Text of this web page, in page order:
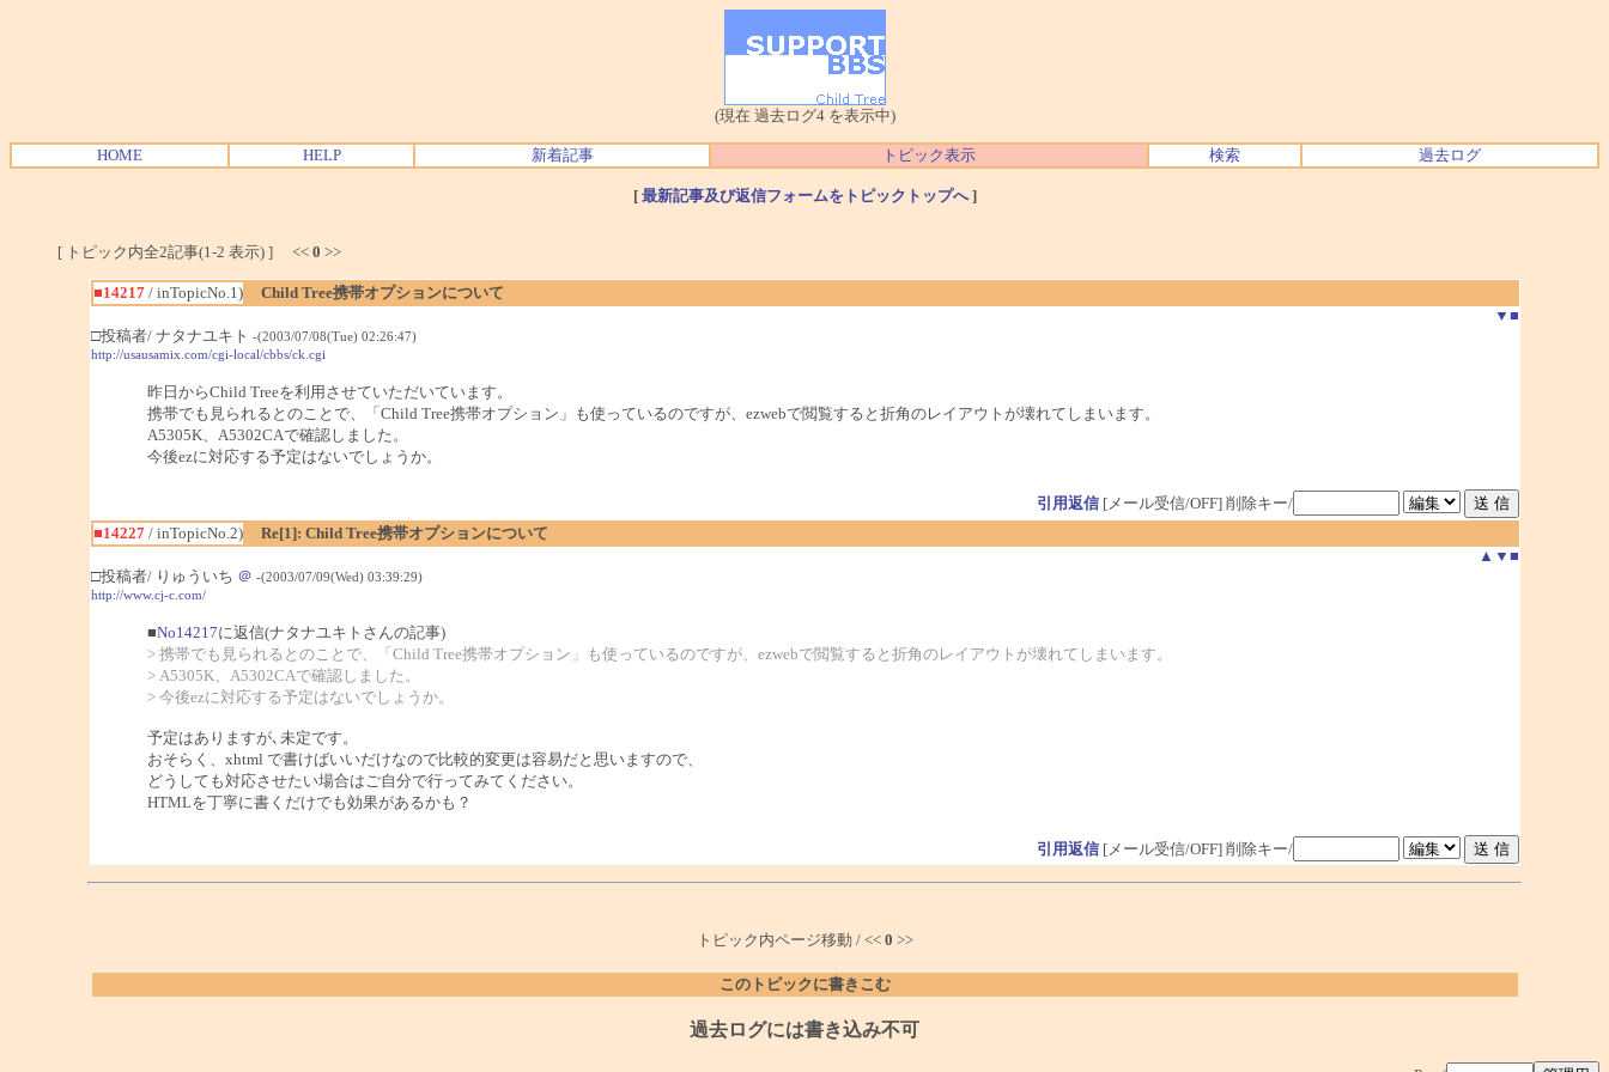
(現在 過去ログ4 を表示中)
HOME HELP 新着記事 トピック表示 検索 過去ログ
[ 最新記事及び返信フォームをトピックトップへ]
[ トピック内全2記事(1-2 表示) ] << 0 >>
■14217/ inTopicNo.1)
Child Tree携帯オプションについて
▼ ■
□投稿者/ ナタナユキト -(2003/07/08(Tue) 02:26:47)
http://usausamix.com/cgi-local/cbbs/ck.cgi
昨日からChild Treeを利用させていただいています。
携帯でも見られるとのことで、「Child Tree携帯オプション」も使っているのですが、ezwebで閲覧すると折角のレイアウトが壊れてしまいます。
A5305K、A5302CAで確認しました。
今後ezに対応する予定はないでしょうか。
引用返信[メール受信/OFF] 削除キー/
■14227/ inTopicNo.2)
Re[1]: Child Tree携帯オプションについて
▲ ▼ ■
□投稿者/ りゅういち ＠ -(2003/07/09(Wed) 03:39:29)
http://www.cj-c.com/
■No14217に返信(ナタナユキトさんの記事)
> 携帯でも見られるとのことで、「Child Tree携帯オプション」も使っているのですが、ezwebで閲覧すると折角のレイアウトが壊れてしまいます。
> A5305K、A5302CAで確認しました。
> 今後ezに対応する予定はないでしょうか。
予定はありますが､未定です。
おそらく、xhtml で書けばいいだけなので比較的変更は容易だと思いますので、
どうしても対応させたい場合はご自分で行ってみてください。
HTMLを丁寧に書くだけでも効果があるかも？
引用返信[メール受信/OFF] 削除キー/
トピック内ページ移動 / << 0 >>
このトピックに書きこむ
過去ログには書き込み不可